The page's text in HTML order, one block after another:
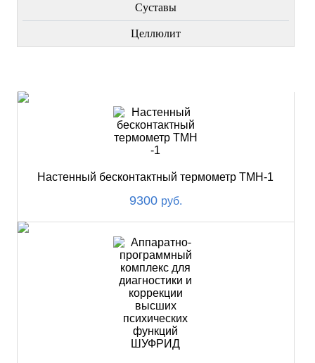
Суставы
Целлюлит
Настенный бесконтактный термометр ТМН-1
9300 руб.